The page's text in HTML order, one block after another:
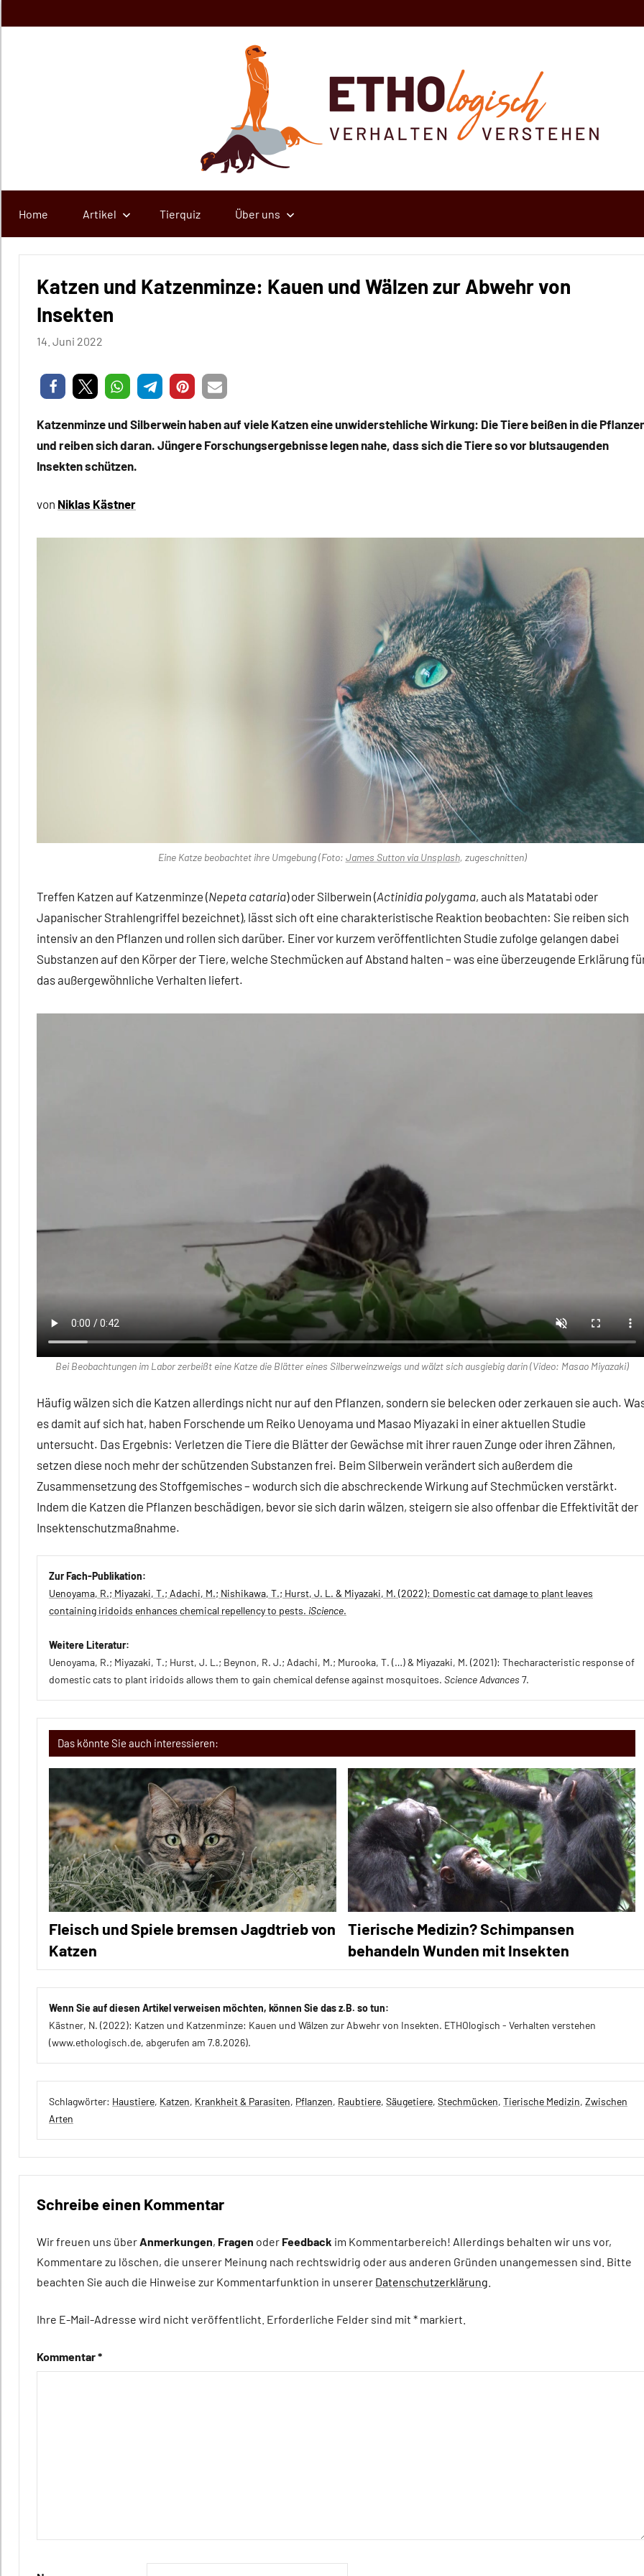
Inhalt
Home Artikel Tierquiz Über uns
Katzen und Katzenminze: Kauen und Wälzen zur Abwehr von
Insekten
14. Juni 2022
Kästner
Kommentare
Katzenminze und Silberwein haben auf viele Katzen eine unwiderstehliche Wirkung: Die Tiere beißen in die
und reiben sich daran. Jüngere Forschungsergebnisse legen nahe, dass sich die Tiere so vor blutsaugenden
Insekten schützen.
von Niklas Kästner
Eine Katze beobachtet ihre Umgebung (Foto: James Sutton via Unsplash, zugeschnitten)
Treffen Katzen auf Katzenminze (Nepeta cataria) oder Silberwein (Actinidia polygama, auch als Matatabi oder
Japanischer Strahlengriffel bezeichnet), lässt sich oft eine charakteristische Reaktion beobachten: Sie reiben sich
intensiv an den Pflanzen und rollen sich darüber. Einer vor kurzem veröffentlichten Studie zufolge gelangen dabei
Substanzen auf den Körper der Tiere, welche Stechmücken auf Abstand halten – was eine überzeugende Erklärung
das außergewöhnliche Verhalten liefert.
Bei Beobachtungen im Labor zerbeißt eine Katze die Blätter eines Silberweinzweigs und wälzt sich ausgiebig darin (Video: Masao Miyazaki)
Häufig wälzen sich die Katzen allerdings nicht nur auf den Pflanzen, sondern sie belecken oder zerkauen sie auch.
es damit auf sich hat, haben Forschende um Reiko Uenoyama und Masao Miyazaki in einer aktuellen Studie
untersucht. Das Ergebnis: Verletzen die Tiere die Blätter der Gewächse mit ihrer rauen Zunge oder ihren Zähnen,
setzen diese noch mehr der schützenden Substanzen frei. Beim Silberwein verändert sich außerdem die
Zusammensetzung des Stoffgemisches – wodurch sich die abschreckende Wirkung auf Stechmücken verstärkt.
Indem die Katzen die Pflanzen beschädigen, bevor sie sich darin wälzen, steigern sie also offenbar die Effektivität der
Insektenschutzmaßnahme.
Zur Fach-Publikation:
Uenoyama, R.; Miyazaki, T.; Adachi, M.; Nishikawa, T.; Hurst, J. L. & Miyazaki, M. (2022): Domestic cat damage to plant leaves
containing iridoids enhances chemical repellency to pests. iScience.
Weitere Literatur:
Uenoyama, R.; Miyazaki, T.; Hurst, J. L.; Beynon, R. J.; Adachi, M.; Murooka, T. (…) & Miyazaki, M. (2021): Thecharacteristic response of
domestic cats to plant iridoids allows them to gain chemical defense against mosquitoes. Science Advances7.
Das könnte Sie auch interessieren:
Fleisch und Spiele bremsen Jagdtrieb von
Katzen
Tierische Medizin? Schimpansen
behandeln Wunden mit Insekten
Wenn Sie auf diesen Artikel verweisen möchten, können Sie das z.B. so tun:
Kästner, N. (2022): Katzen und Katzenminze: Kauen und Wälzen zur Abwehr von Insekten. ETHOlogisch - Verhalten verstehen
(www.ethologisch.de, abgerufen am 7.8.2026).
Schlagwörter: Haustiere, Katzen, Krankheit & Parasiten, Pflanzen, Raubtiere, Säugetiere, Stechmücken, Tierische Medizin, Zwischen
Arten
Themen
Alle
Tiergruppen
Haustiere
Schreibe einen Kommentar
Wir freuen uns über Anmerkungen, Fragen oder Feedback im Kommentarbereich! Allerdings behalten wir uns vor,
Kommentare zu löschen, die unserer Meinung nach rechtswidrig oder aus anderen Gründen unangemessen sind. Bitte
beachten Sie auch die Hinweise zur Kommentarfunktion in unserer Datenschutzerklärung
Ihre E-Mail-Adresse wird nicht veröffentlicht. Erforderliche Felder sind mit * markiert
Kommentar*